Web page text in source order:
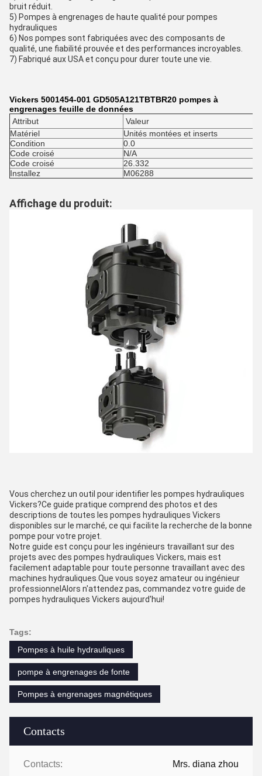
Contacts
Contacts: Mrs. diana zhou
bruit réduit.
5) Pompes à engrenages de haute qualité pour pompes
hydrauliques
6) Nos pompes sont fabriquées avec des composants de
qualité, une fiabilité prouvée et des performances incroyables.
7) Fabriqué aux USA et conçu pour durer toute une vie.
Vickers 5001454-001 GD505A121TBTBR20 pompes à
engrenages feuille de données
Attribut
Valeur
Matériel
Unités montées et inserts
Condition
0.0
Code croisé
N/A
Code croisé
26.332
Installez
M06288
Affichage du produit:
Vous cherchez un outil pour identifier les pompes hydrauliques
Vickers?Ce guide pratique comprend des photos et des
descriptions de toutes les pompes hydrauliques Vickers
disponibles sur le marché, ce qui facilite la recherche de la bonne
pompe pour votre projet.
Notre guide est conçu pour les ingénieurs travaillant sur des
projets avec des pompes hydrauliques Vickers, mais est
facilement adaptable pour toute personne travaillant avec des
machines hydrauliques.Que vous soyez amateur ou ingénieur
professionnelAlors n'attendez pas, commandez votre guide de
pompes hydrauliques Vickers aujourd'hui!
Tags:
Pompes à huile hydrauliques
pompe à engrenages de fonte
Pompes à engrenages magnétiques